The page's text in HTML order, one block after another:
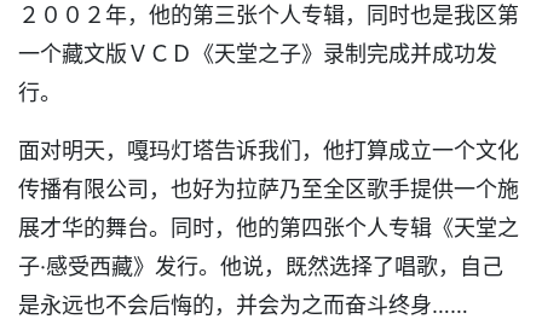
２００２年，他的第三张个人专辑，同时也是我区第
一个藏文版ＶＣＤ《天堂之子》录制完成并成功发
行。
面对明天，嘎玛灯塔告诉我们，他打算成立一个文化
传播有限公司，也好为拉萨乃至全区歌手提供一个施
展才华的舞台。同时，他的第四张个人专辑《天堂之
子·感受西藏》发行。他说，既然选择了唱歌，自己
是永远也不会后悔的，并会为之而奋斗终身……